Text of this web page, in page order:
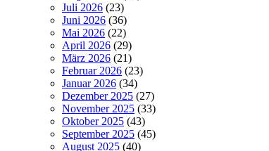
Juli 2026 (23)
Juni 2026 (36)
Mai 2026 (22)
April 2026 (29)
März 2026 (21)
Februar 2026 (23)
Januar 2026 (34)
Dezember 2025 (27)
November 2025 (33)
Oktober 2025 (43)
September 2025 (45)
August 2025 (40)